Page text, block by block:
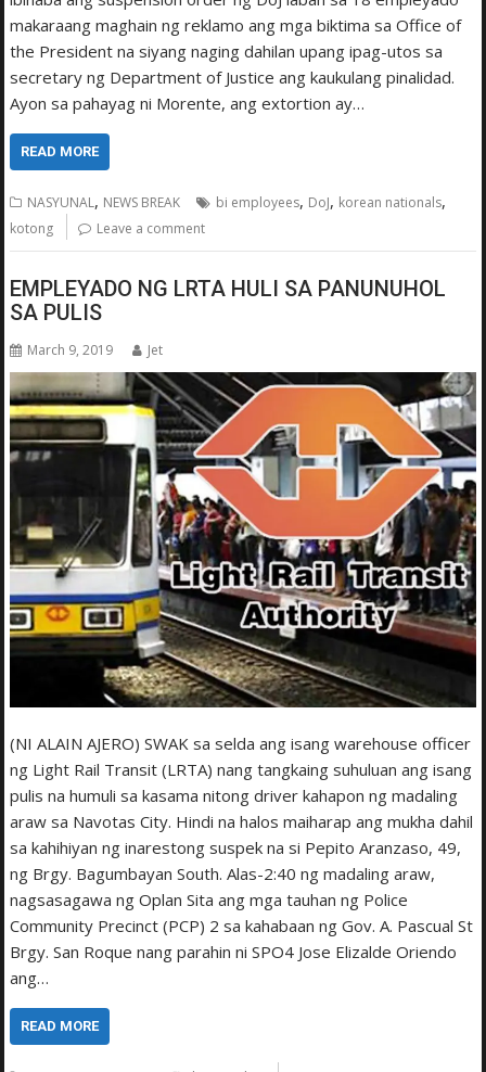
makaraang maghain ng reklamo ang mga biktima sa Office of
the President na siyang naging dahilan upang ipag-utos sa
secretary ng Department of Justice ang kaukulang pinalidad.
Ayon sa pahayag ni Morente, ang extortion ay…
READ MORE
NASYUNAL, NEWS BREAK bi employees, DoJ, korean nationals,
kotong Leave a comment
EMPLEYADO NG LRTA HULI SA PANUNUHOL
SA PULIS
March 9, 2019 Jet
(NI ALAIN AJERO) SWAK sa selda ang isang warehouse officer
ng Light Rail Transit (LRTA) nang tangkaing suhuluan ang isang
pulis na humuli sa kasama nitong driver kahapon ng madaling
araw sa Navotas City. Hindi na halos maiharap ang mukha dahil
sa kahihiyan ng inarestong suspek na si Pepito Aranzaso, 49,
ng Brgy. Bagumbayan South. Alas-2:40 ng madaling araw,
nagsasagawa ng Oplan Sita ang mga tauhan ng Police
Community Precinct (PCP) 2 sa kahabaan ng Gov. A. Pascual St
Brgy. San Roque nang parahin ni SPO4 Jose Elizalde Oriendo
ang…
READ MORE